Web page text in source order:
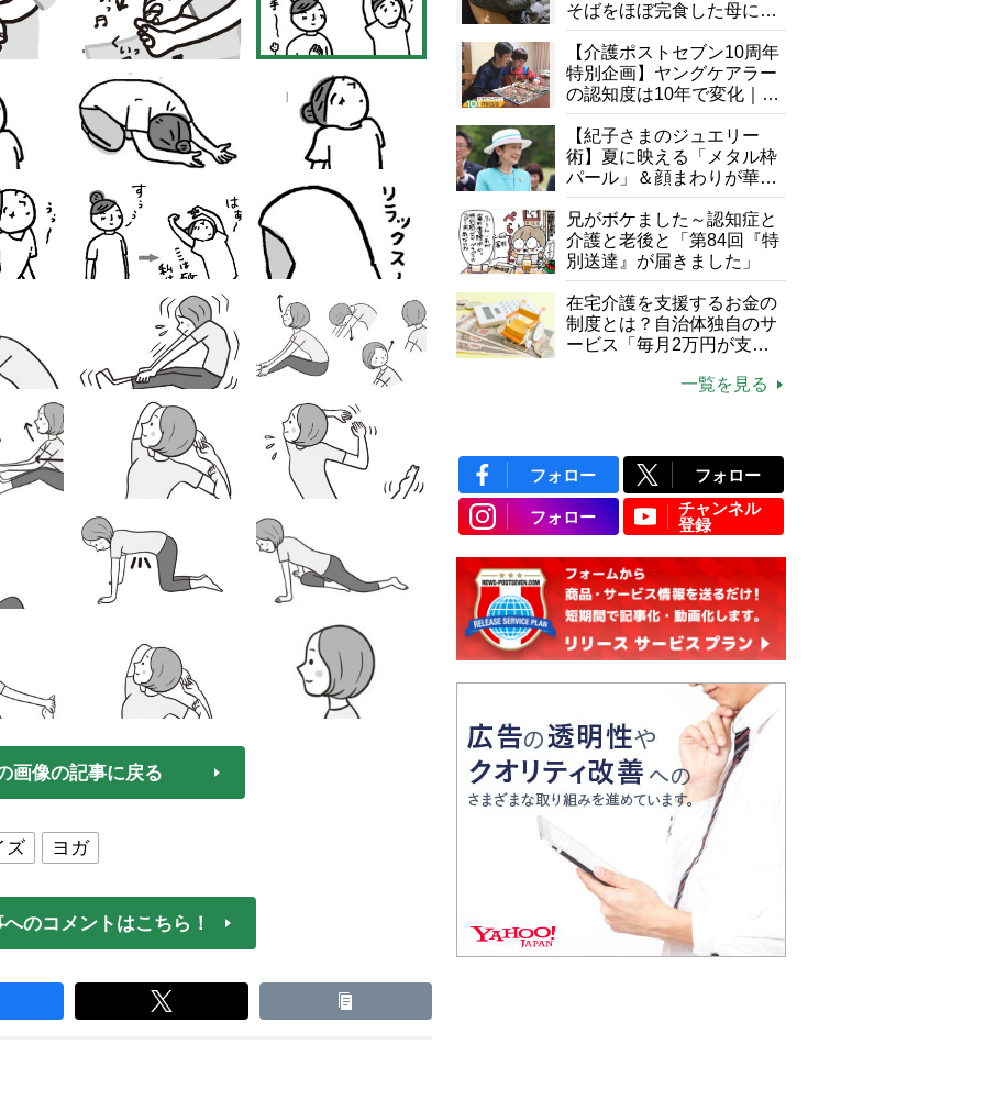
画像の記事に戻る
ズ ヨガ
のコメントはこちら！
そばをほぼ完食した母に息
子が血の気が引いた理由
【介護ポストセブン10周年
特別企画】ヤングケアラー
の認知度は10年で変化｜流
行語大賞にノミネート、法
律にも明記されたが果たし
て現在は？
【紀子さまのジュエリー
術】夏に映える「メタル枠
パール」＆顔まわりが華や
ぐ「揺れる一粒」の使い分
け方
兄がボケました～認知症と
介護と老後と「第84回『特
別送達』が届きました」
在宅介護を支援するお金の
制度とは？自治体独自のサ
ービス「毎月2万円が支給
一覧を見る
フォロー フォロー
フォロー
チャンネル
登録